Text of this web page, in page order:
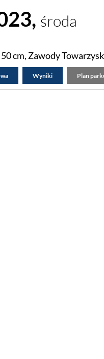
środa
50 cm, Zawody
Wyniki Plan